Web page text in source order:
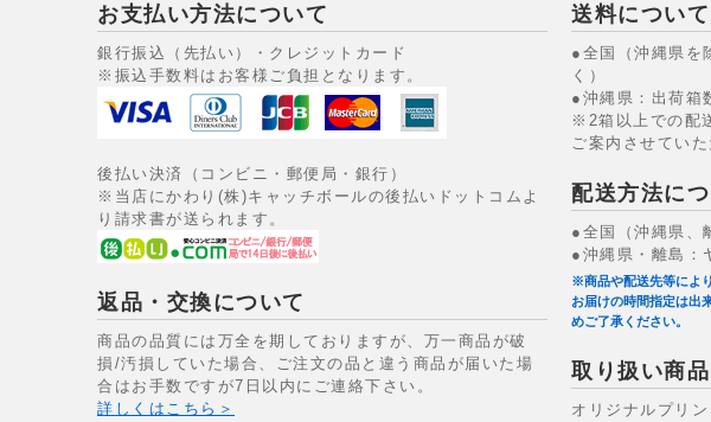
お支払い方法について
銀行振込（先払い）・クレジットカード
※振込手数料はお客様ご負担となります。
後払い決済（コンビニ・郵便局・銀行）
※当店にかわり(株)キャッチボールの後払いドットコムよ
り請求書が送られます。
返品・交換について
商品の品質には万全を期しておりますが、万一商品が破
損/汚損していた場合、ご注文の品と違う商品が届いた場
合はお手数ですが7日以内にご連絡下さい。
詳しくはこちら＞
送料について
●全国（沖縄県を
く）
●沖縄県：出荷箱
※2箱以上での配
ご案内させていた
配送方法に
●全国（沖縄県、
●沖縄県・離島：
※商品や配送先等によ
お届けの時間指定は出
めご了承ください。
取り扱い商品
オリジナルプリ